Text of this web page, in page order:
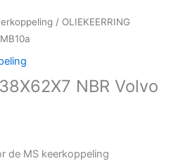
/ OLIEKEERRING
NBR Volvo
de MS keerkoppeling